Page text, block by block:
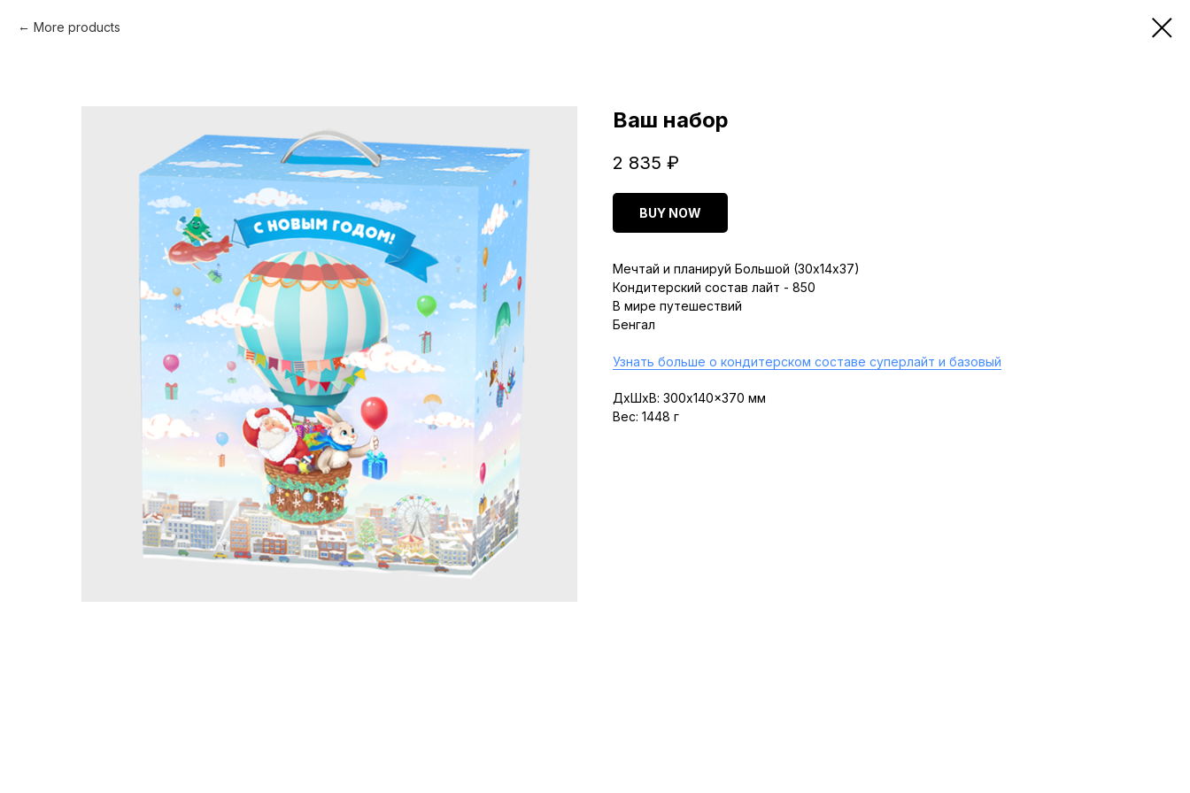
More products
Ваш набор
2 835 ₽
BUY NOW
Мечтай и планируй Большой (30х14х37)
Кондитерский состав лайт - 850
В мире путешествий
Бенгал
Узнать больше о кондитерском составе суперлайт и базовый
ДxШxВ: 300x140x370 мм
Вес: 1448 г